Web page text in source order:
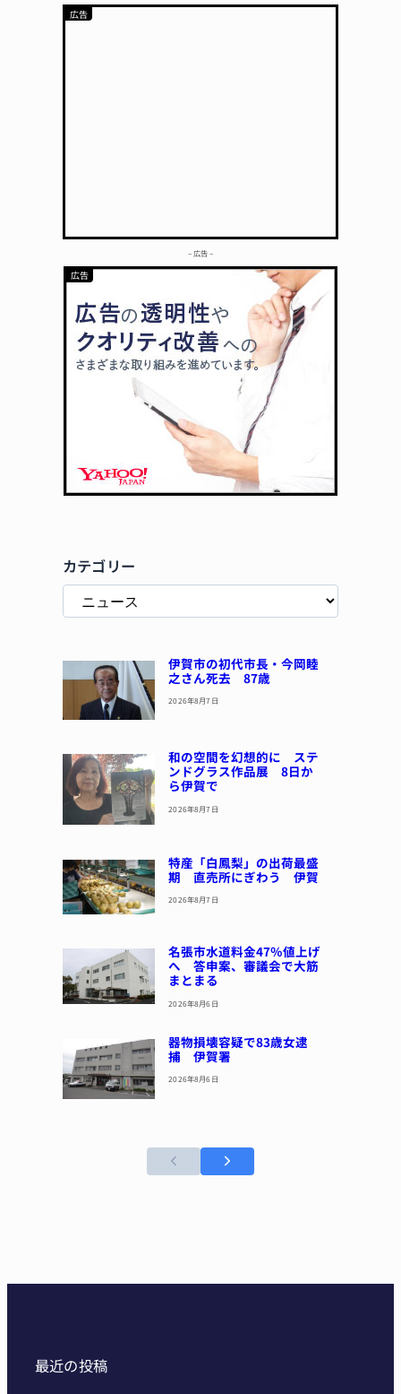
– 広告 –
カテゴリー
伊賀市の初代市長・今岡睦
之さん死去 87歳
2026年8月7日
和の空間を幻想的に ステ
ンドグラス作品展 8日か
ら伊賀で
2026年8月7日
特産「白鳳梨」の出荷最盛
期 直売所にぎわう 伊賀
2026年8月7日
名張市水道料金47％値上げ
へ 答申案、審議会で大筋
まとまる
2026年8月6日
器物損壊容疑で83歳女逮
捕 伊賀署
2026年8月6日
最近の投稿